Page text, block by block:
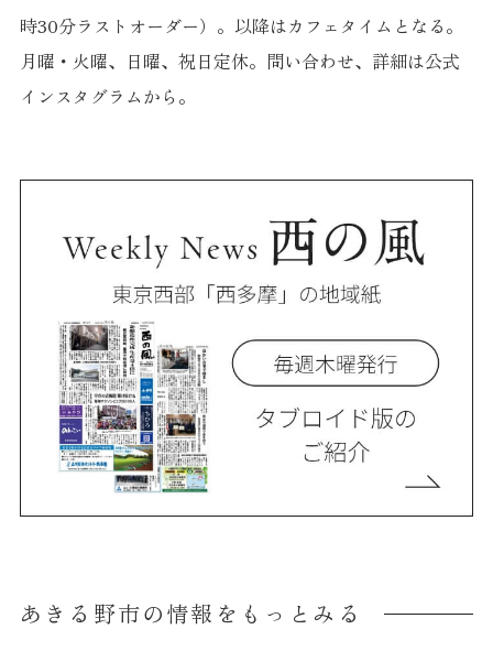
時30分ラストオーダー）。以降はカフェタイムとなる。
月曜・火曜、日曜、祝日定休。問い合わせ、詳細は公式
インスタグラムから。
あきる野市の情報をもっとみる